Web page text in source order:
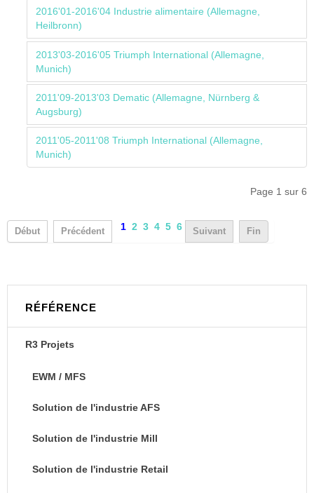
2016'01-2016'04 Industrie alimentaire (Allemagne,
Heilbronn)
2013'03-2016'05 Triumph International (Allemagne,
Munich)
2011'09-2013'03 Dematic (Allemagne, Nürnberg &
Augsburg)
2011'05-2011'08 Triumph International (Allemagne,
Munich)
Page 1 sur 6
Début Précédent 1 2 3 4 5 6 Suivant Fin
RÉFÉRENCE
R3 Projets
EWM / MFS
Solution de l'industrie AFS
Solution de l'industrie Mill
Solution de l'industrie Retail